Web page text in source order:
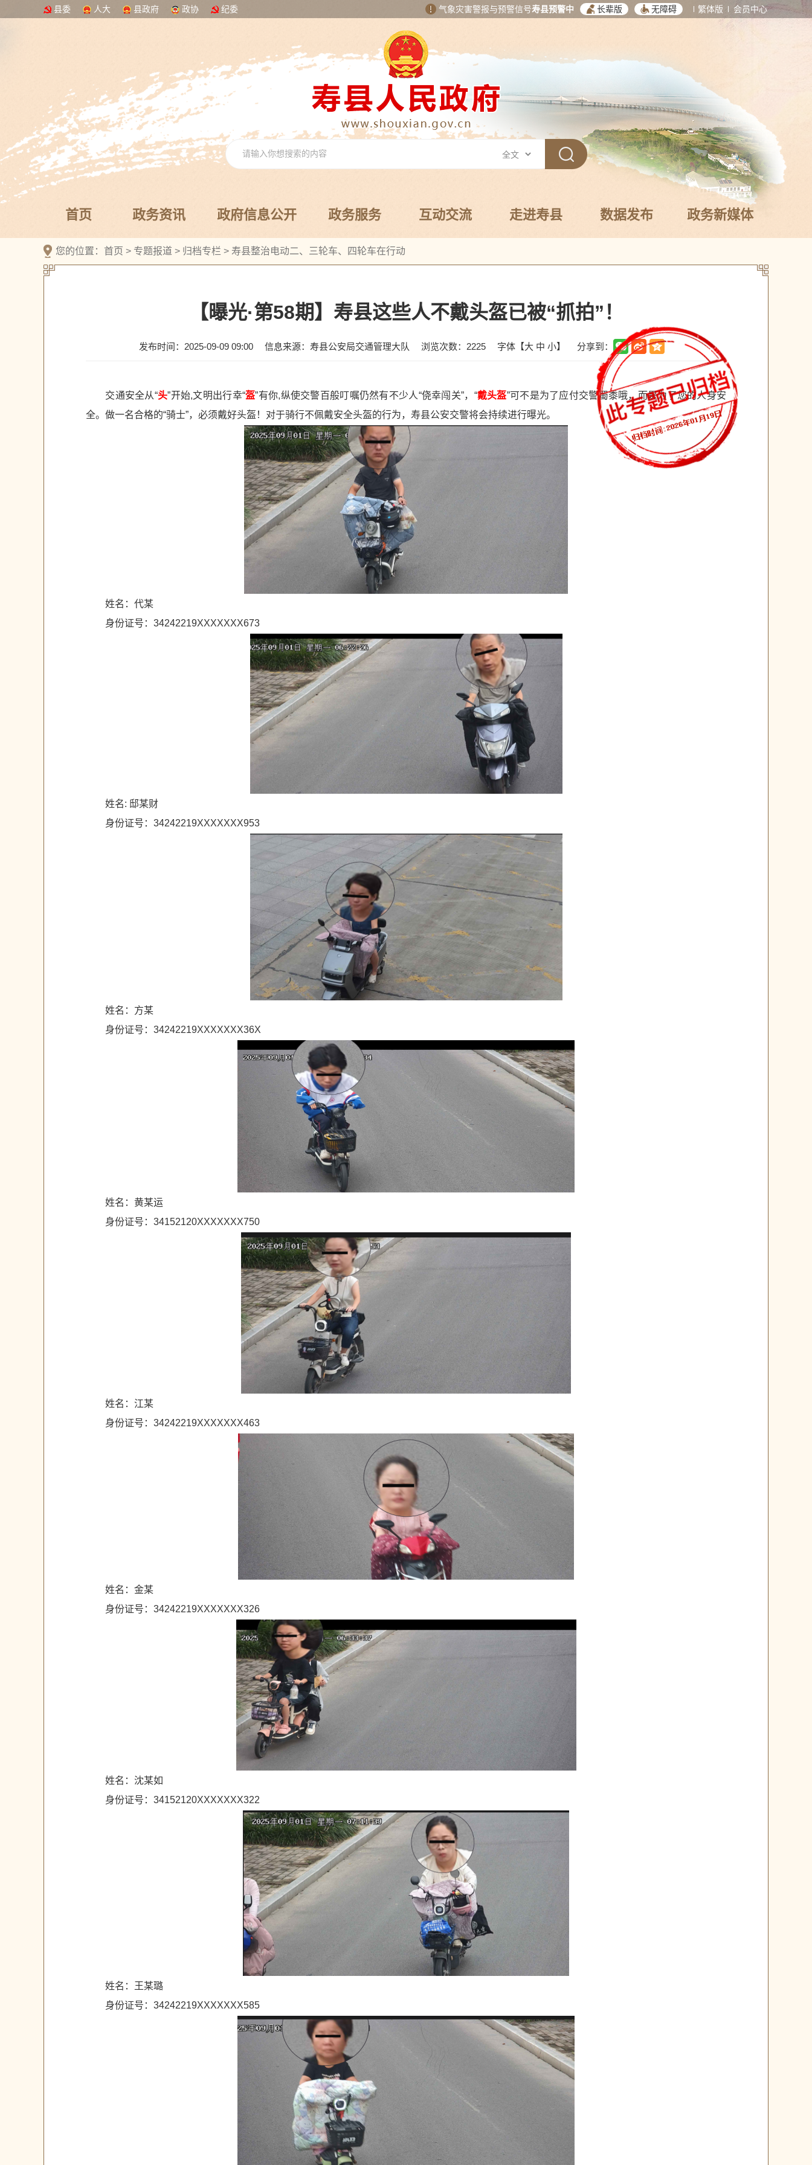
县委 人大 县政府 政协 纪委 气象灾害警报与预警信号寿县预警中 长辈版 无障碍 繁体版 会员中心
首页 政务资讯 政府信息公开 政务服务 互动交流 走进寿县 数据发布 政务新媒体
您的位置： 首页 > 专题报道 > 归档专栏 > 寿县整治电动二、三轮车、四轮车在行动
【曝光·第58期】寿县这些人不戴头盔已被“抓拍”！
发布时间：2025-09-09 09:00 信息来源：寿县公安局交通管理大队 浏览次数： 2225 字体【大 中 小】 分享到：
交通安全从“头”开始,文明出行幸“盔”有你,纵使交警百般叮嘱仍然有不少人“侥幸闯关”，“戴头盔”可不是为了应付交警蜀黍哦，而是为了您的人身安
全。做一名合格的“骑士”，必须戴好头盔！对于骑行不佩戴安全头盔的行为，寿县公安交警将会持续进行曝光。
姓名：代某
身份证号：34242219XXXXXXX673
姓名: 邸某财
身份证号：34242219XXXXXXX953
姓名：方某
身份证号：34242219XXXXXXX36X
姓名：黄某运
身份证号：34152120XXXXXXX750
姓名：江某
身份证号：34242219XXXXXXX463
姓名：金某
身份证号：34242219XXXXXXX326
姓名：沈某如
身份证号：34152120XXXXXXX322
姓名：王某璐
身份证号：34242219XXXXXXX585